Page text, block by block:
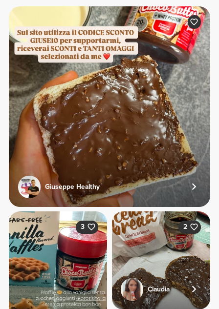
Giuseppe Healthy
3 2
Claudia